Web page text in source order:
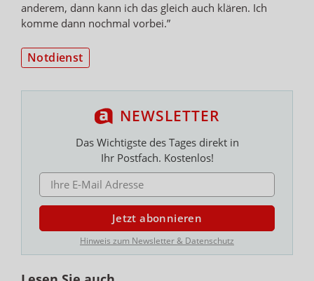
anderem, dann kann ich das gleich auch klären. Ich
komme dann nochmal vorbei.”
Notdienst
NEWSLETTER
Das Wichtigste des Tages direkt in
Ihr Postfach. Kostenlos!
E-MAIL ADRESSE
Jetzt abonnieren
Hinweis zum Newsletter & Datenschutz